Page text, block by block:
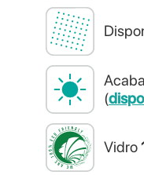
(
Vidro